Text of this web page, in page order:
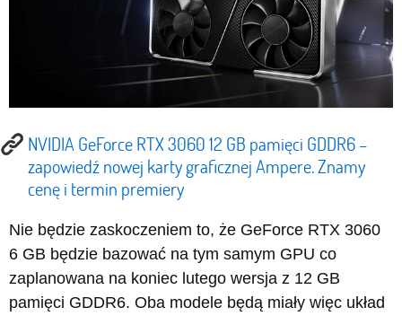
NVIDIA GeForce RTX 3060 12 GB pamięci GDDR6 –
zapowiedź nowej karty graficznej Ampere. Znamy
cenę i termin premiery
Nie będzie zaskoczeniem to, że GeForce RTX 3060
6 GB będzie bazować na tym samym GPU co
zaplanowana na koniec lutego wersja z 12 GB
pamięci GDDR6. Oba modele będą miały więc układ